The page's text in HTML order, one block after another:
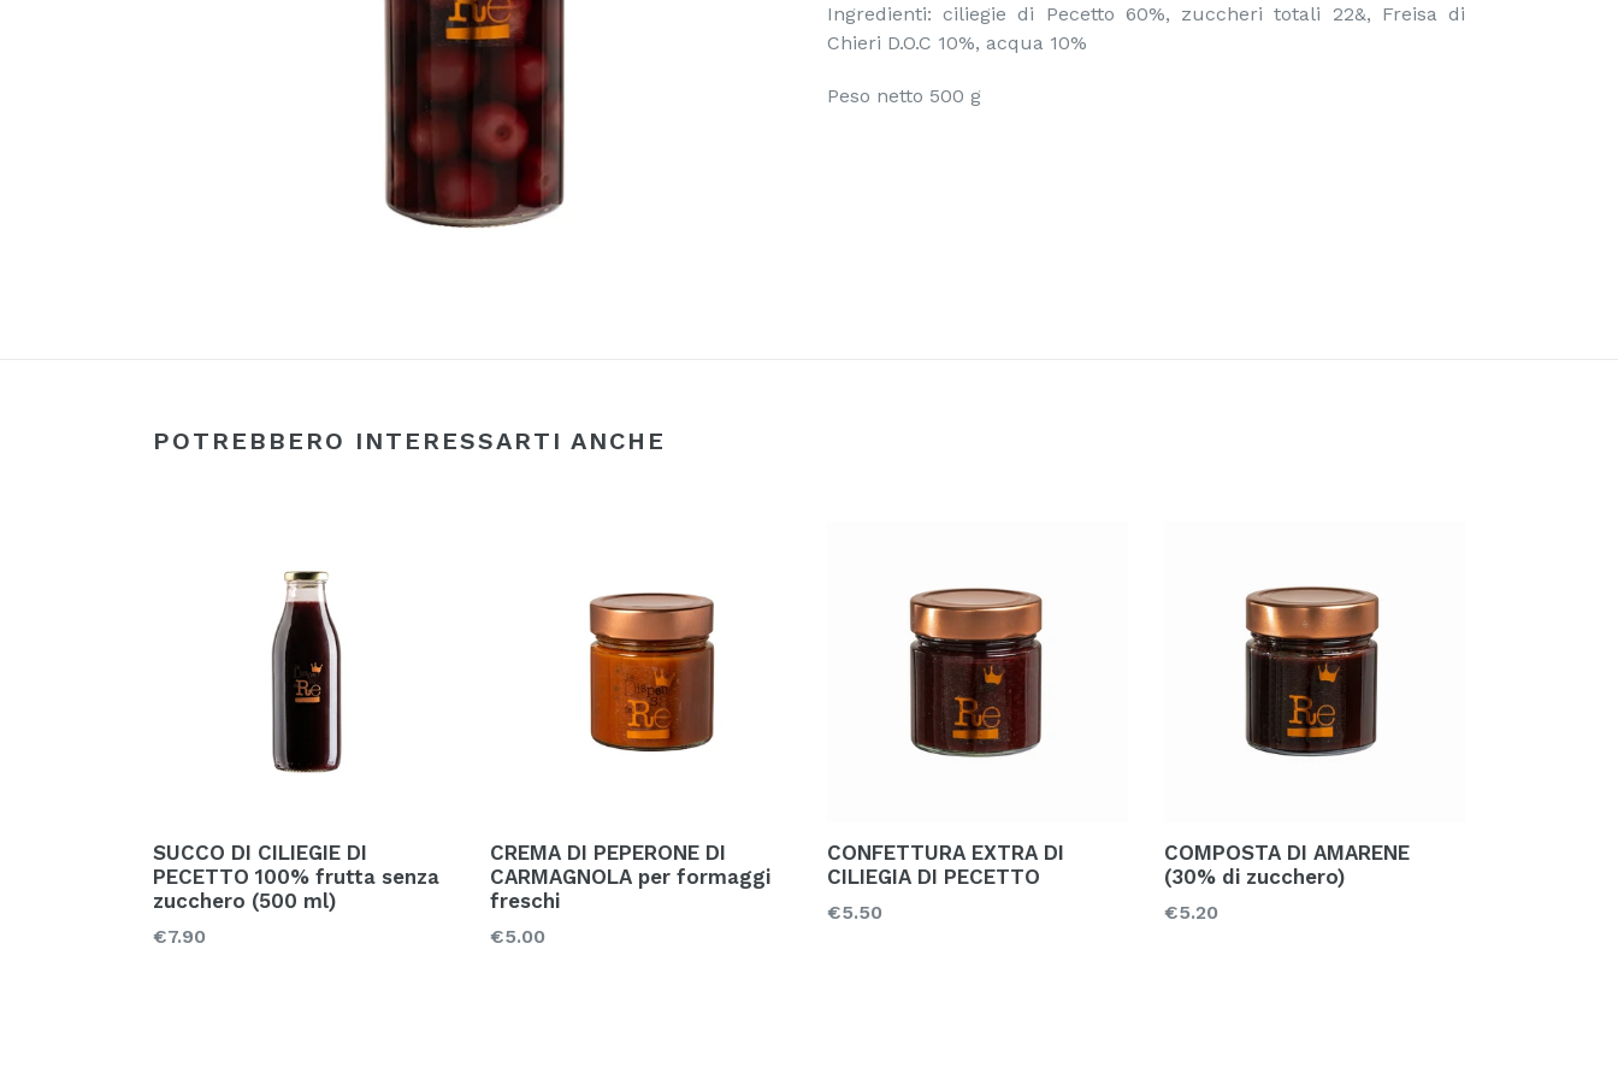
Ingredienti: ciliegie di Pecetto 60%, zuccheri totali 22&, Freisa di
Chieri D.O.C 10%, acqua 10%
Peso netto 500 g
POTREBBERO INTERESSARTI ANCHE
SUCCO DI CILIEGIE DI
PECETTO 100% frutta senza
zucchero (500 ml)
Prezzo
€7.90
CREMA DI PEPERONE DI
CARMAGNOLA per formaggi
freschi
Prezzo
€5.00
CONFETTURA EXTRA DI
CILIEGIA DI PECETTO
Prezzo
€5.50
COMPOSTA DI AMARENE
(30% di zucchero)
Prezzo
€5.20